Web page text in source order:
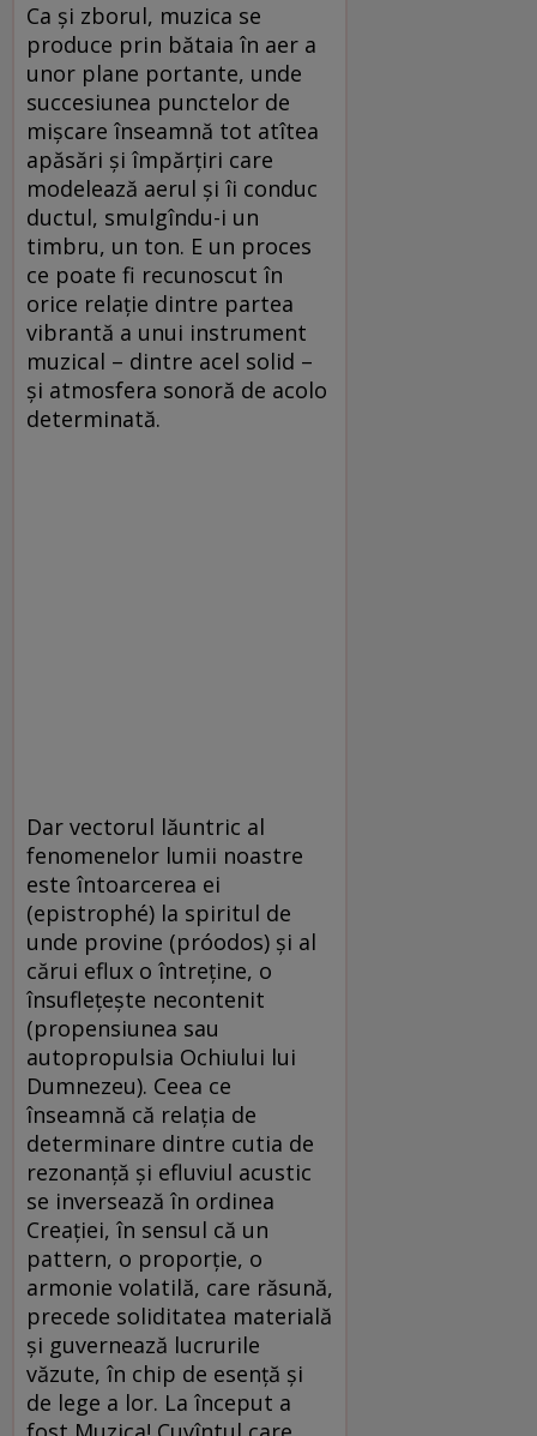
Ca şi zborul, muzica se
produce prin bătaia în aer a
unor plane portante, unde
succesiunea punctelor de
mişcare înseamnă tot atîtea
apăsări şi împărţiri care
modelează aerul şi îi conduc
ductul, smulgîndu-i un
timbru, un ton. E un proces
ce poate fi recunoscut în
orice relaţie dintre partea
vibrantă a unui instrument
muzical – dintre acel solid –
şi atmosfera sonoră de acolo
determinată.
Dar vectorul lăuntric al
fenomenelor lumii noastre
este întoarcerea ei
(epistrophé) la spiritul de
unde provine (próodos) şi al
cărui eflux o întreţine, o
însufleţeşte necontenit
(propensiunea sau
autopropulsia Ochiului lui
Dumnezeu). Ceea ce
înseamnă că relaţia de
determinare dintre cutia de
rezonanţă şi efluviul acustic
se inversează în ordinea
Creaţiei, în sensul că un
pattern, o proporţie, o
armonie volatilă, care răsună,
precede soliditatea materială
şi guvernează lucrurile
văzute, în chip de esenţă şi
de lege a lor. La început a